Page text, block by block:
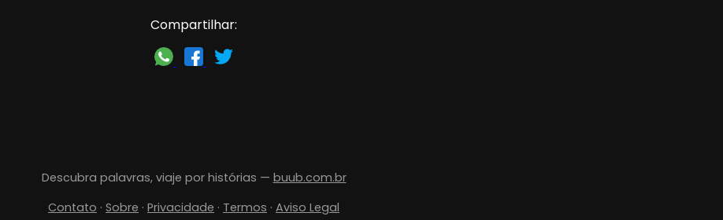
Compartilhar:
Descubra palavras, viaje por histórias — buub.com.br
Contato · Sobre · Privacidade · Termos · Aviso Legal